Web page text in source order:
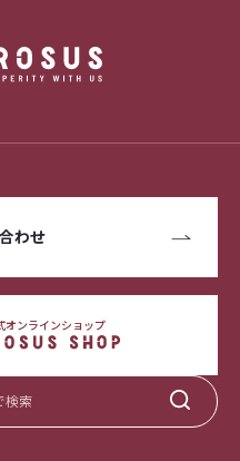
わせ
オンラインショップ